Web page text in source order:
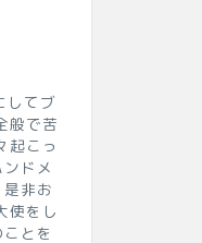
してブ
般で苦
起こっ
ドメ
非お
使をし
とを